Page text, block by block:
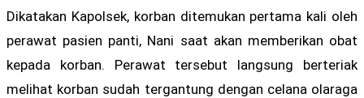
Dikatakan Kapolsek, korban ditemukan pertama kali oleh
perawat pasien panti, Nani saat akan memberikan obat
kepada korban. Perawat tersebut langsung berteriak
melihat korban sudah tergantung dengan celana olaraga